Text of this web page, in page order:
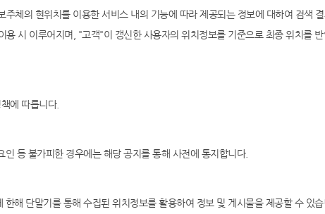
체의 현위치를 이용한 서비스 내의 기능에 따라 제공되는 정보에 대하여 검색
시 이루어지며, "고객"이 갱신한 사용자의 위치정보를 기준으로 최종 위치를 반
에 따릅니다.
등 불가피한 경우에는 해당 공지를 통해 사전에 통지합니다.
해 단말기를 통해 수집된 위치정보를 활용하여 정보 및 게시물을 제공할 수 있습